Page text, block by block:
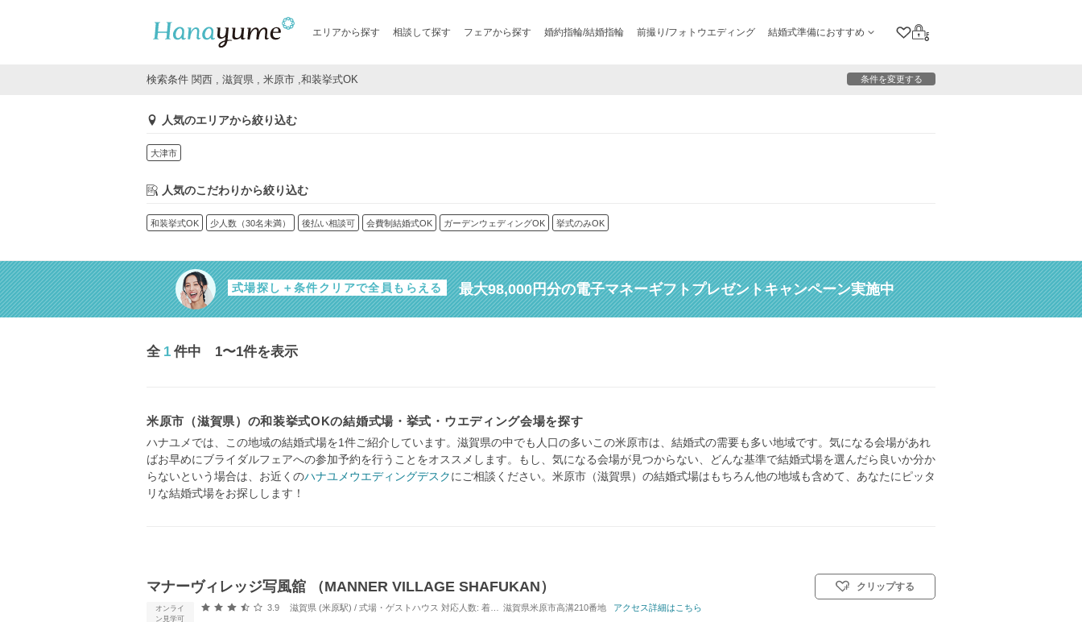
エリアから探す 相談して探す フェアから探す 婚約指輪/結婚指輪 前撮り/フォトウエディング 結婚式準備におすすめ
クリップリスト
ログイン
検索条件 関西 , 滋賀県 , 米原市 ,和装挙式OK 条件を変更する
人気のエリアから絞り込む
大津市
人気のこだわりから絞り込む
和装挙式OK 少人数（30名未満） 後払い相談可 会費制結婚式OK ガーデンウェディングOK 挙式のみOK
式場探し＋条件クリアで全員もらえる 最大98,000円分の電子マネーギフトプレゼントキャンペーン実施中
全 1 件中 1〜1件を表示
米原市（滋賀県）の和装挙式OKの結婚式場・挙式・ウエディング会場を探す
ハナユメでは、この地域の結婚式場を1件ご紹介しています。滋賀県の中でも人口の多いこの米原市は、結婚式の需要も多い地域です。気になる会場があれ
ばお早めにブライダルフェアへの参加予約を行うことをオススメします。もし、気になる会場が見つからない、どんな基準で結婚式場を選んだら良いか分か
らないという場合は、お近くのハナユメウエディングデスクにご相談ください。米原市（滋賀県）の結婚式場はもちろん他の地域も含めて、あなたにピッタ
リな結婚式場をお探しします！
マナーヴィレッジ写風舘 （MANNER VILLAGE SHAFUKAN）
オンライ
ン見学可
口コミ評価
3.9 滋賀県 (米原駅) / 式場・ゲストハウス 対応人数: 着席：6名 ～ 120名 挙式スタイル: 教会式(キリスト教式)／人前式
滋賀県米原市高溝210番地 アクセス詳細はこちら
クリップする